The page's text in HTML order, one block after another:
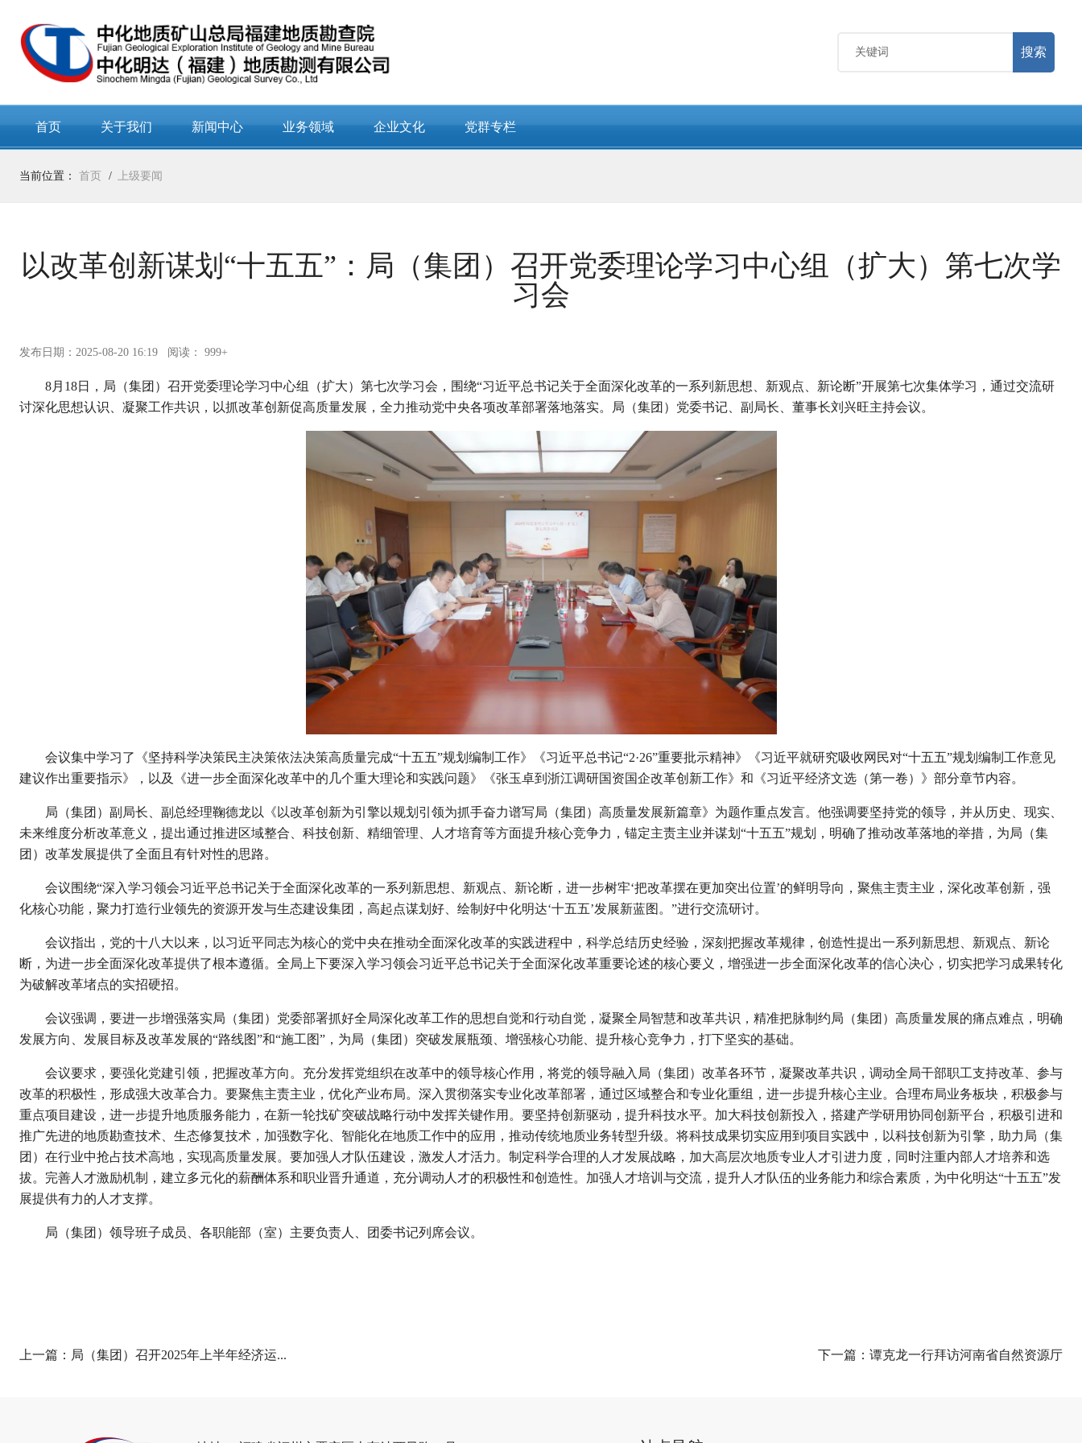
搜索
首页 关于我们 新闻中心 业务领域 企业文化 党群专栏
当前位置： 首页 上级要闻
以改革创新谋划“十五五”：局（集团）召开党委理论学习中心组（扩大）第七次学
习会
发布日期：2025-08-20 16:19 阅读： 999+
8月18日，局（集团）召开党委理论学习中心组（扩大）第七次学习会，围绕“习近平总书记关于全面深化改革的一系列新思想、新观点、新论断”开展第七次集体学习，通过交流研
讨深化思想认识、凝聚工作共识，以抓改革创新促高质量发展，全力推动党中央各项改革部署落地落实。局（集团）党委书记、副局长、董事长刘兴旺主持会议。
会议集中学习了《坚持科学决策民主决策依法决策高质量完成“十五五”规划编制工作》《习近平总书记“2·26”重要批示精神》《习近平就研究吸收网民对“十五五”规划编制工作意见
建议作出重要指示》，以及《进一步全面深化改革中的几个重大理论和实践问题》《张玉卓到浙江调研国资国企改革创新工作》和《习近平经济文选（第一卷）》部分章节内容。
局（集团）副局长、副总经理鞠德龙以《以改革创新为引擎以规划引领为抓手奋力谱写局（集团）高质量发展新篇章》为题作重点发言。他强调要坚持党的领导，并从历史、现实、
未来维度分析改革意义，提出通过推进区域整合、科技创新、精细管理、人才培育等方面提升核心竞争力，锚定主责主业并谋划“十五五”规划，明确了推动改革落地的举措，为局（集
团）改革发展提供了全面且有针对性的思路。
会议围绕“深入学习领会习近平总书记关于全面深化改革的一系列新思想、新观点、新论断，进一步树牢‘把改革摆在更加突出位置’的鲜明导向，聚焦主责主业，深化改革创新，强
化核心功能，聚力打造行业领先的资源开发与生态建设集团，高起点谋划好、绘制好中化明达‘十五五’发展新蓝图。”进行交流研讨。
会议指出，党的十八大以来，以习近平同志为核心的党中央在推动全面深化改革的实践进程中，科学总结历史经验，深刻把握改革规律，创造性提出一系列新思想、新观点、新论
断，为进一步全面深化改革提供了根本遵循。全局上下要深入学习领会习近平总书记关于全面深化改革重要论述的核心要义，增强进一步全面深化改革的信心决心，切实把学习成果转化
为破解改革堵点的实招硬招。
会议强调，要进一步增强落实局（集团）党委部署抓好全局深化改革工作的思想自觉和行动自觉，凝聚全局智慧和改革共识，精准把脉制约局（集团）高质量发展的痛点难点，明确
发展方向、发展目标及改革发展的“路线图”和“施工图”，为局（集团）突破发展瓶颈、增强核心功能、提升核心竞争力，打下坚实的基础。
会议要求，要强化党建引领，把握改革方向。充分发挥党组织在改革中的领导核心作用，将党的领导融入局（集团）改革各环节，凝聚改革共识，调动全局干部职工支持改革、参与
改革的积极性，形成强大改革合力。要聚焦主责主业，优化产业布局。深入贯彻落实专业化改革部署，通过区域整合和专业化重组，进一步提升核心主业。合理布局业务板块，积极参与
重点项目建设，进一步提升地质服务能力，在新一轮找矿突破战略行动中发挥关键作用。要坚持创新驱动，提升科技水平。加大科技创新投入，搭建产学研用协同创新平台，积极引进和
推广先进的地质勘查技术、生态修复技术，加强数字化、智能化在地质工作中的应用，推动传统地质业务转型升级。将科技成果切实应用到项目实践中，以科技创新为引擎，助力局（集
团）在行业中抢占技术高地，实现高质量发展。要加强人才队伍建设，激发人才活力。制定科学合理的人才发展战略，加大高层次地质专业人才引进力度，同时注重内部人才培养和选
拔。完善人才激励机制，建立多元化的薪酬体系和职业晋升通道，充分调动人才的积极性和创造性。加强人才培训与交流，提升人才队伍的业务能力和综合素质，为中化明达“十五五”发
展提供有力的人才支撑。
局（集团）领导班子成员、各职能部（室）主要负责人、团委书记列席会议。
上一篇： 局（集团）召开2025年上半年经济运... 下一篇： 谭克龙一行拜访河南省自然资源厅